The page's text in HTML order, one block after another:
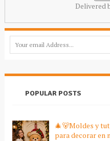
Delivered
POPULAR POSTS
🎄🐻Moldes y
para decorar en